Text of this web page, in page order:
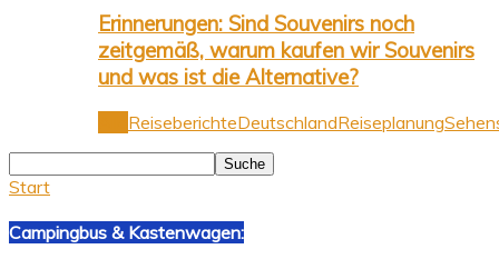
Erinnerungen: Sind Souvenirs noch
zeitgemäß, warum kaufen wir Souvenirs
und was ist die Alternative?
ReiseberichteDeutschlandReiseplanung
Start
Campingbus & Kastenwagen: